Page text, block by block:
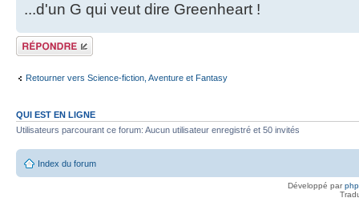
...d'un G qui veut dire Greenheart !
Répondre
Retourner vers Science-fiction, Aventure et Fantasy
QUI EST EN LIGNE
Utilisateurs parcourant ce forum: Aucun utilisateur enregistré et 50 invités
Index du forum
Développé par